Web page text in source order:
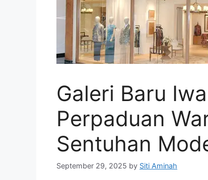
Galeri Baru
Perpaduan
Sentuhan
September 29, 2025 by Siti Aminah